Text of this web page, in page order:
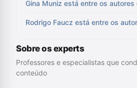
Gina Muniz está entre os
Rodrigo Faucz está entre os
Sobre os experts
Professores e especialistas que
conteúdo